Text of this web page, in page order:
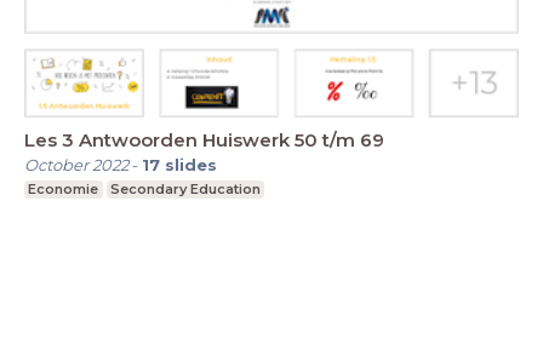
Les 3 Antwoorden Huiswerk 50 t/m 69
October 2022- 17 slides
Economie Secondary Education